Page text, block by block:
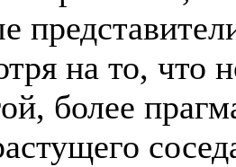
на то, что
более